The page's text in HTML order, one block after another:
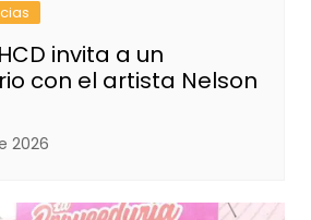
invita a un
con el artista Nelson
2026